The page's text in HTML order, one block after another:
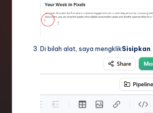
Di bilah alat, saya mengklikSisipkan